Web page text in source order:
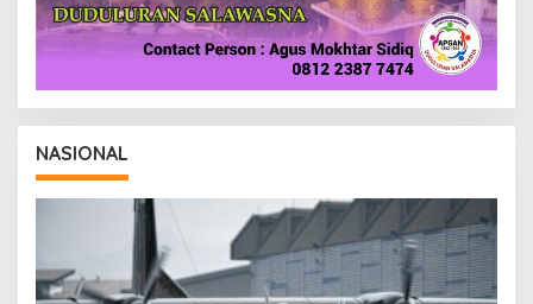
NASIONAL